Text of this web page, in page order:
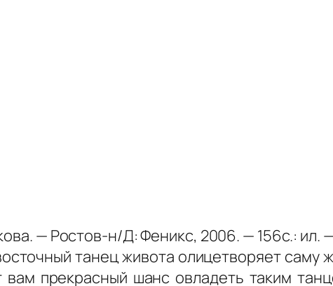
— Ростов-н/Д: Феникс, 2006. — 156с.: ил.
танец живота олицетворяет саму
прекрасный шанс овладеть таким